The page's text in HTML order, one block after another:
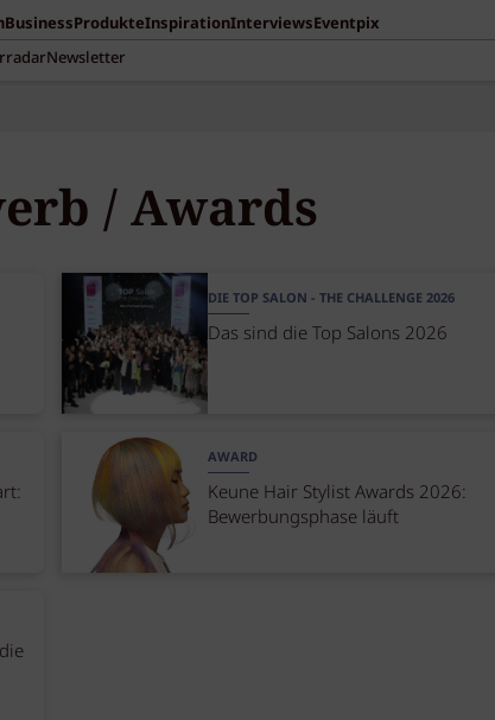
BusinessProdukteInspirationInterviewsEventpix
Newsletter
/ Awards
DIE TOP SALON - THE CHALLENGE 2026
Das sind die Top Salons 2026
AWARD
Keune Hair Stylist Awards 2026:
Bewerbungsphase läuft